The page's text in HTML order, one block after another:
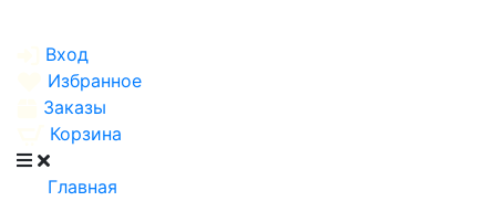
Вход
Избранное
Заказы
Корзина
Главная